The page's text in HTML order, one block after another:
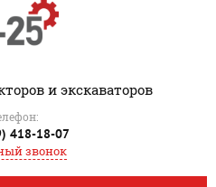
и экскаваторов
418-18-07
звонок